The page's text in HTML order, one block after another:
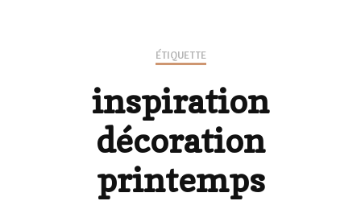
ÉTIQUETTE
inspiration
décoration
printemps